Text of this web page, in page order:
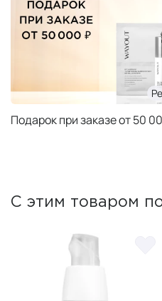
Подарок при заказе от 50
С этим товаром